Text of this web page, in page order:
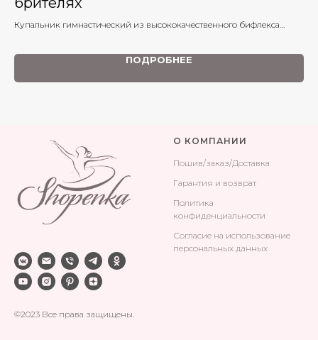
Купальник гимнастический из высококачественного бифлекса
ПОДРОБНЕЕ
©2023 Все права защищены.
О КОМПАНИИ
Пошив/заказ/Доставка
Гарантия и возврат
Политика
конфиденциальности
Согласие на использование
персональных данных